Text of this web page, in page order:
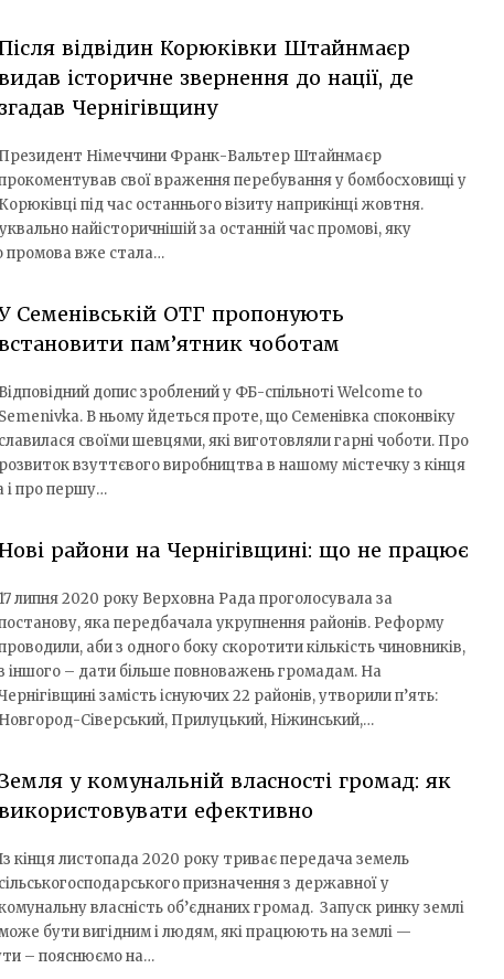
відвідин Корюківки Штайнмаєр
історичне звернення до нації, де
згадав Чернігівщину
Президент Німеччини Франк-Вальтер Штайнмаєр
свої враження перебування у бомбосховищі у
Корюківці під час останнього візиту наприкінці жовтня.
найісторичнішій за останній час промові, яку
промова вже стала…
Семенівській ОТГ пропонують
пам’ятник чоботам
Відповідний допис зроблений у ФБ-спільноті Welcome to
Semenivka. В ньому йдеться проте, що Семенівка споконвіку
славилася своїми шевцями, які виготовляли гарні чоботи. Про
розвиток взуттєвого виробництва в нашому містечку з кінця
і про першу…
райони на Чернігівщині: що не працює
17 липня 2020 року Верховна Рада проголосувала за
яка передбачала укрупнення районів. Реформу
аби з одного боку скоротити кількість чиновників,
іншого – дати більше повноважень громадам. На
замість існуючих 22 районів, утворили п’ять:
Новгород-Сіверський, Прилуцький, Ніжинський,…
у комунальній власності громад: як
ефективно
кінця листопада 2020 року триває передача земель
сільськогосподарського призначення з державної у
власність об’єднаних громад. Запуск ринку землі
бути вигідним і людям, які працюють на землі —
– пояснюємо на…